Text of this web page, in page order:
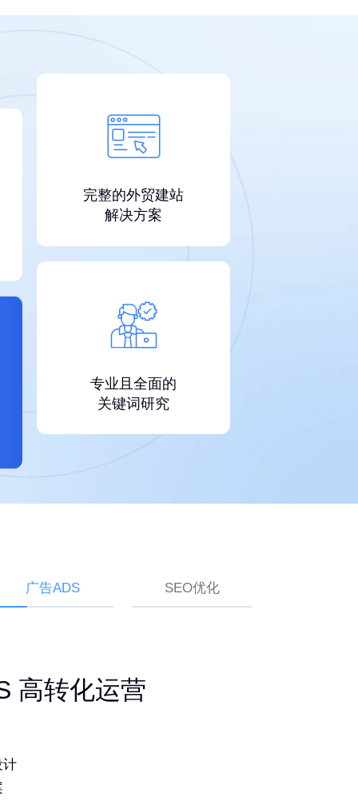
完整的外贸建站
解决方案
专业且全面的
关键词研究
广告ADS SEO优化
站 持续获取询盘
易用
特品牌
高转化运营
计
SEO 白帽排名
名